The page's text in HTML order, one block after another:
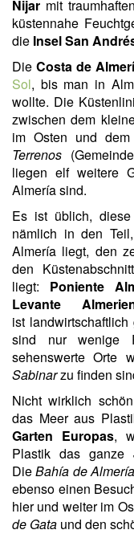
Nijar mit
küstennahe
die Insel San
Die Costa de
Sol, bis man in
wollte. Die
zwischen dem
im Osten und
Terrenos
liegen elf weitere
Almería sind.
Es ist üblich,
nämlich in den
Almería liegt, den
den
liegt: Poniente
Levante
ist
sind nur wenige
sehenswerte Orte
Sabinarzu finden
Nicht wirklich
das Meer aus
Garten Europas,
Plastik das ganze
DieBahía de Almería
ebenso einen
hier und weiter im
de Gata und den